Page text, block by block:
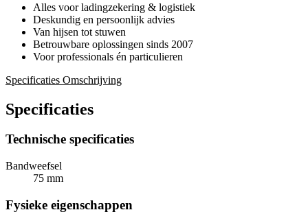
Alles voor ladingzekering & logistiek
Deskundig en persoonlijk advies
Van hijsen tot stuwen
Betrouwbare oplossingen sinds 2007
Voor professionals én particulieren
Specificaties Omschrijving
Specificaties
Technische specificaties
Bandweefsel
75 mm
Fysieke eigenschappen